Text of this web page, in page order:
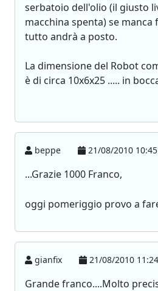
serbatoio dell'olio (il giusto
macchina spenta) se manca
tutto andrà a posto.
La dimensione del Robot
è di circa 10x6x25 ..... in
beppe 21/08/2010 10:45
...Grazie 1000 Franco,
oggi pomeriggio provo a
gianfix 21/08/2010 11:24
Grande franco....Molto